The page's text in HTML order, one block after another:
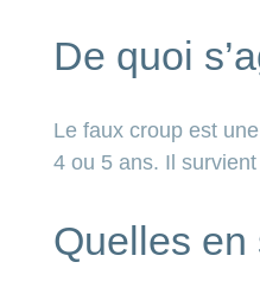
De quoi
Le faux croup est
4 ou 5 ans. Il
Quelles en